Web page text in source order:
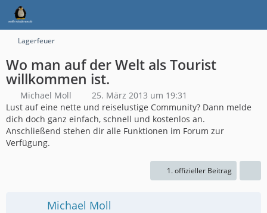
Lagerfeuer
Wo man auf der Welt als Tourist
willkommen ist.
Michael Moll
25. März 2013 um 19:31
Lust auf eine nette und reiselustige Community? Dann melde
dich doch ganz einfach, schnell und kostenlos an.
Anschließend stehen dir alle Funktionen im Forum zur
Verfügung.
1. offizieller Beitrag
Michael Moll